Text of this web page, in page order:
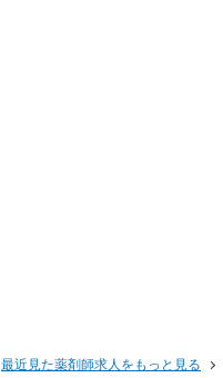
最近見た薬剤師求人をもっと見る